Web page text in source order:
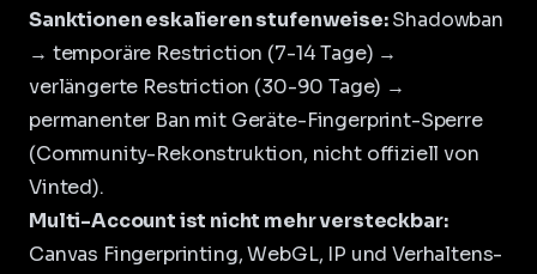
Sanktionen eskalieren stufenweise:Shadowban
→ temporäre Restriction (7-14 Tage) →
verlängerte Restriction (30-90 Tage) →
permanenter Ban mit Geräte-Fingerprint-Sperre
(Community-Rekonstruktion, nicht offiziell von
Vinted).
Multi-Account ist nicht mehr versteckbar:
Canvas Fingerprinting, WebGL, IP und Verhaltens-